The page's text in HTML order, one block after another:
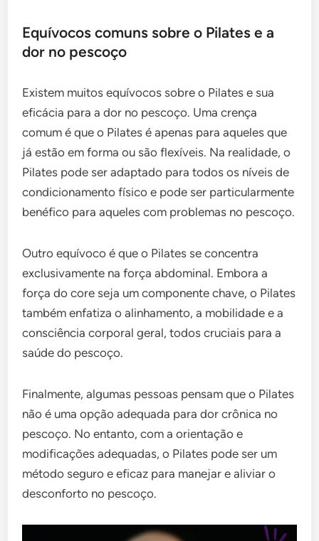
Equívocos comuns sobre o Pilates e a
dor no pescoço
Existem muitos equívocos sobre o Pilates e sua
eficácia para a dor no pescoço. Uma crença
comum é que o Pilates é apenas para aqueles que
já estão em forma ou são flexíveis. Na realidade, o
Pilates pode ser adaptado para todos os níveis de
condicionamento físico e pode ser particularmente
benéfico para aqueles com problemas no pescoço.
Outro equívoco é que o Pilates se concentra
exclusivamente na força abdominal. Embora a
força do core seja um componente chave, o Pilates
também enfatiza o alinhamento, a mobilidade e a
consciência corporal geral, todos cruciais para a
saúde do pescoço.
Finalmente, algumas pessoas pensam que o Pilates
não é uma opção adequada para dor crônica no
pescoço. No entanto, com a orientação e
modificações adequadas, o Pilates pode ser um
método seguro e eficaz para manejar e aliviar o
desconforto no pescoço.